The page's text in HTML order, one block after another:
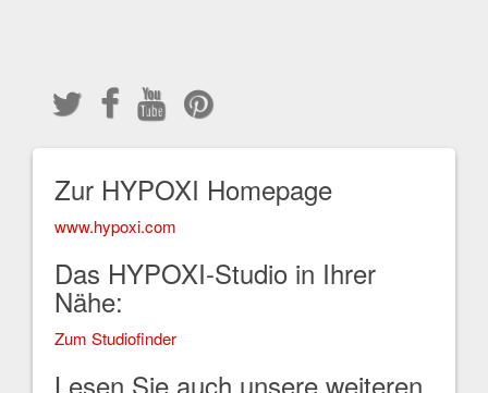
Zur HYPOXI Homepage
www.hypoxi.com
Das HYPOXI-Studio in Ihrer
Nähe:
Zum Studiofinder
Lesen Sie auch unsere weiteren